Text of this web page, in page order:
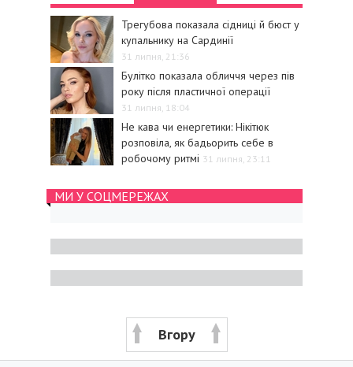
Трегубова показала сідниці й бюст у
купальнику на Сардинії
31 липня, 21:36
Булітко показала обличчя через пів
року після пластичної операції
31 липня, 18:04
Не кава чи енергетики: Нікітюк
розповіла, як бадьорить себе в
робочому ритмі 31 липня, 23:11
МИ У СОЦМЕРЕЖАХ
Вгору